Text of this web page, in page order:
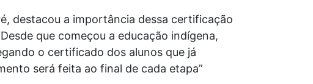
destacou a importância dessa certificação
que começou a educação indígena,
o certificado dos alunos que já
será feita ao final de cada etapa”